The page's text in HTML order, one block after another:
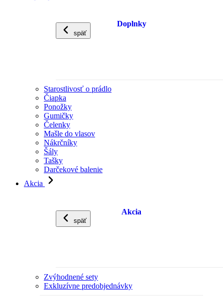
späť
Doplnky
Starostlivosť o prádlo
Čiapka
Ponožky
Gumičky
Čelenky
Mašle do vlasov
Nákrčníky
Šály
Tašky
Darčekové balenie
Akcia
späť
Akcia
Zvýhodnené sety
Exkluzívne predobjednávky